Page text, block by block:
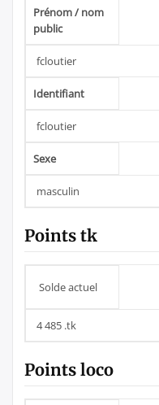
Prénom / nom
public
fcloutier
Identifiant
fcloutier
Sexe
masculin
Points tk
Solde actuel
4 485 .tk
Points loco